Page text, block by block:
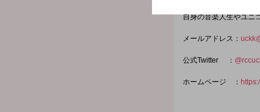
今年から故郷である呉
自身の音楽人生やユニ
メールアドレス：
公式Twitter ：
ホームページ ：